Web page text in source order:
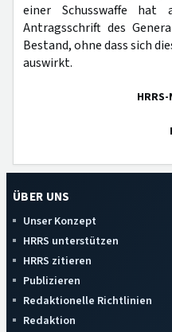
einer Schusswaffe hat
Antragsschrift des
Bestand, ohne dass sich
auswirkt.
ÜBER UNS
Unser Konzept
HRRS unterstützen
HRRS zitieren
Publizieren
Redaktionelle Richtlinien
Redaktion